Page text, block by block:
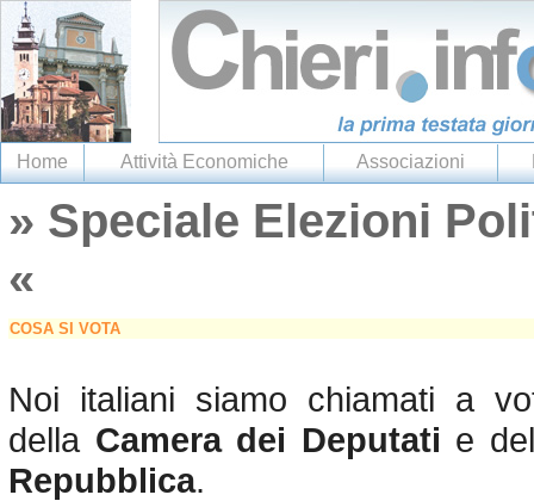
Home Attività Economiche Associazioni
» Speciale Elezioni
«
COSA SI VOTA
Noi italiani siamo chiamati a
della Camera dei Deputati e
Repubblica.